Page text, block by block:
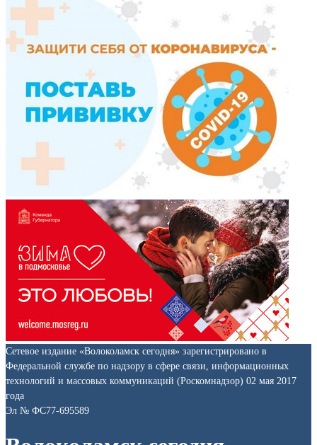
Сетевое издание «Волоколамск сегодня» зарегистрировано в
Федеральной службе по надзору в сфере связи, информационных
технологий и массовых коммуникаций (Роскомнадзор) 02 мая 2017
года
Эл № ФС77-695589